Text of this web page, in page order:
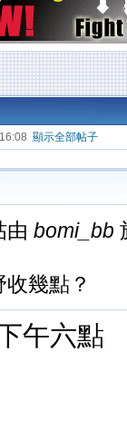
顯示全部帖子
由 bomi_bb
收幾點？
午六點